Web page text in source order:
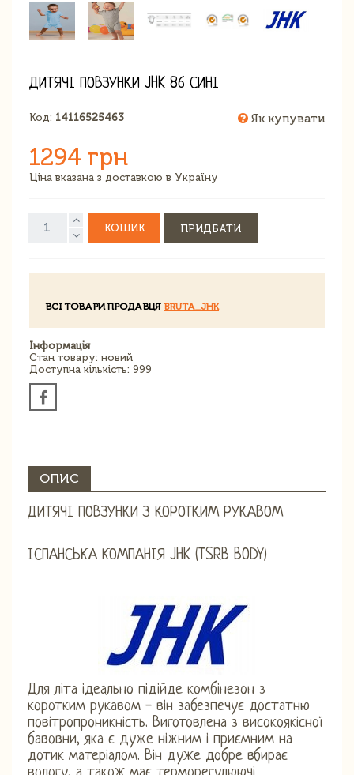
ДИТЯЧІ ПОВЗУНКИ JHK 86 СИНІ
Код: 14116525463 Як купувати
1294 грн
Ціна вказана з доставкою в Україну
КОШИК ПРИДБАТИ
ВСІ ТОВАРИ ПРОДАВЦЯ BRUTA_JHK
Інформація
Стан товару: новий
Доступна кількість: 999
ОПИС
ДИТЯЧІ ПОВЗУНКИ З КОРОТКИМ РУКАВОМ
ІСПАНСЬКА КОМПАНІЯ JHK (TSRB BODY)
Для літа ідеально підійде комбінезон з
коротким рукавом - він забезпечує достатню
повітропроникність. Виготовлена ​​з високоякісної
бавовни, яка є дуже ніжним і приємним на
дотик матеріалом. Він дуже добре вбирає